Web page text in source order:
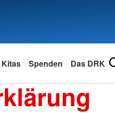
Kitas Spenden Das DRK